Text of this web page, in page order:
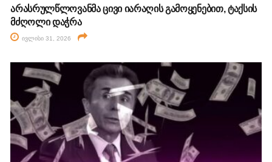
არასრულწლოვანმა ცივი იარაღის გამოყენებით, ტაქსის
მძღოლი დაჭრა
ივლისი 31, 2026